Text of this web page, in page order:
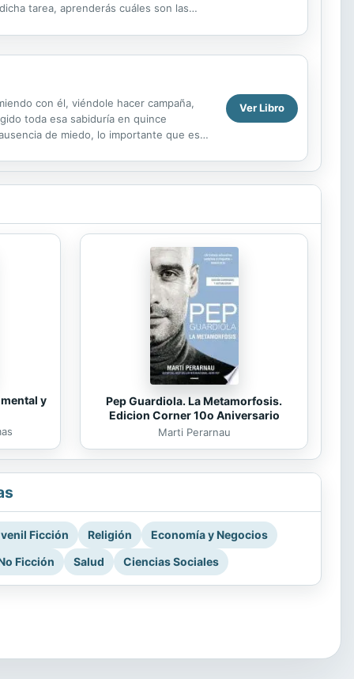
tarea, aprenderás cuáles son las
con él, viéndole hacer campaña,
toda esa sabiduría en quince
de miedo, lo importante que es
Ver Libro
y
Pep Guardiola. La Metamorfosis.
Edicion Corner 10o Aniversario
Marti Perarnau
Ficción Religión
Economía y Negocios
Ficción
Salud Ciencias Sociales